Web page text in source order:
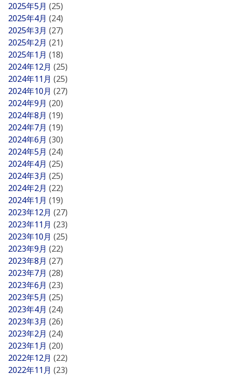
2025年5月 (25)
2025年4月 (24)
2025年3月 (27)
2025年2月 (21)
2025年1月 (18)
2024年12月 (25)
2024年11月 (25)
2024年10月 (27)
2024年9月 (20)
2024年8月 (19)
2024年7月 (19)
2024年6月 (30)
2024年5月 (24)
2024年4月 (25)
2024年3月 (25)
2024年2月 (22)
2024年1月 (19)
2023年12月 (27)
2023年11月 (23)
2023年10月 (25)
2023年9月 (22)
2023年8月 (27)
2023年7月 (28)
2023年6月 (23)
2023年5月 (25)
2023年4月 (24)
2023年3月 (26)
2023年2月 (24)
2023年1月 (20)
2022年12月 (22)
2022年11月 (23)